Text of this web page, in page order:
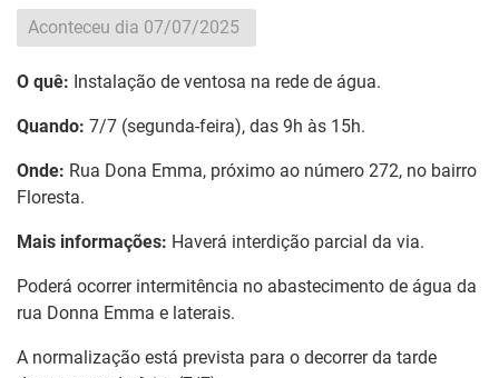
Aconteceu dia 07/07/2025
O quê: Instalação de ventosa na rede de água.
Quando: 7/7 (segunda-feira), das 9h às 15h.
Onde: Rua Dona Emma, próximo ao número 272, no bairro
Floresta.
Mais informações: Haverá interdição parcial da via.
Poderá ocorrer intermitência no abastecimento de água da
rua Donna Emma e laterais.
A normalização está prevista para o decorrer da tarde